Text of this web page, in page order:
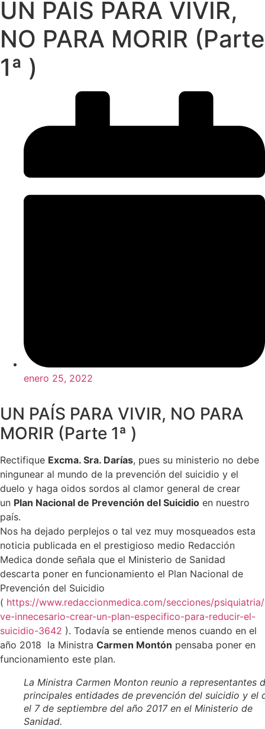
UN PAÍS PARA VIVIR,
NO PARA MORIR (Parte
1ª )
enero 25, 2022
UN PAÍS PARA VIVIR, NO PARA
MORIR (Parte 1ª )
Rectifique Excma. Sra. Darías, pues su ministerio no debe
ningunear al mundo de la prevención del suicidio y el
duelo y haga oidos sordos al clamor general de crear
un Plan Nacional de Prevención del Suicidio en nuestro
país.
Nos ha dejado perplejos o tal vez muy mosqueados esta
noticia publicada en el prestigioso medio Redacción
Medica donde señala que el Ministerio de Sanidad
descarta poner en funcionamiento el Plan Nacional de
Prevención del Suicidio
( https://www.redaccionmedica.com/secciones/
ve-innecesario-crear-un-plan-especifico-para-reducir-el-
suicidio-3642 ). Todavía se entiende menos cuando en el
año 2018 la Ministra Carmen Montón pensaba poner en
funcionamiento este plan.
La Ministra Carmen Monton reunio a representantes
principales entidades de prevención del suicidio y el
el 7 de septiembre del año 2017 en el Ministerio de
Sanidad.